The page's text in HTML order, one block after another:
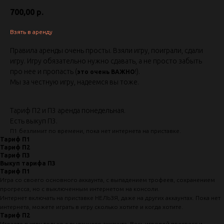
700,00 р.
Взять в аренду
Правила аренды очень просты. Взяли игру, поиграли, сдали
игру. Игру обязательно нужно сдавать, а не просто забыть
про нее и пропасть (это очень ВАЖНО!).
Мы за честную игру, надеемся вы тоже.
Тариф П2 и П3 аренда понедельная.
Есть выкуп П3.
П1 безлимит по времени, пока нет интернета на приставке.
Тариф П1
Тариф П2
Тариф П3
Выкуп тарифа П3
Тариф П1
Игра со своего основного аккаунта, с выпадением трофеев, сохранением
прогресса, но с выключенным интернетом на консоли.
Интернет включать на приставке НЕЛЬЗЯ, даже на других аккаунтах. Пока нет
интернета, можете играть в игру сколько хотите и когда хотите.
Тариф П2